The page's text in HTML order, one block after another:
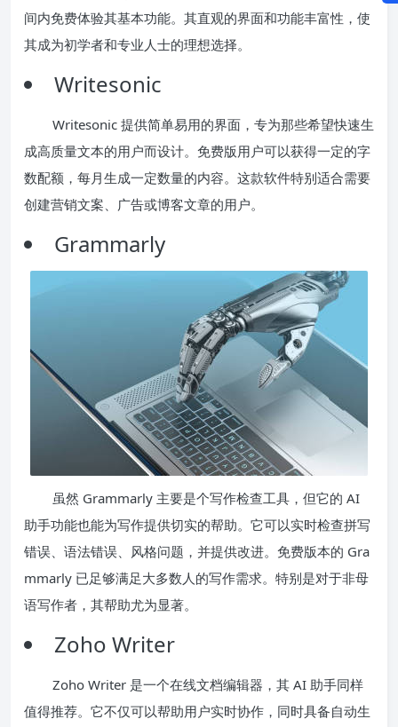
间内免费体验其基本功能。其直观的界面和功能丰富性，使
其成为初学者和专业人士的理想选择。
Writesonic
Writesonic 提供简单易用的界面，专为那些希望快速生
成高质量文本的用户而设计。免费版用户可以获得一定的字
数配额，每月生成一定数量的内容。这款软件特别适合需要
创建营销文案、广告或博客文章的用户。
Grammarly
虽然 Grammarly 主要是个写作检查工具，但它的 AI
助手功能也能为写作提供切实的帮助。它可以实时检查拼写
错误、语法错误、风格问题，并提供改进。免费版本的 Gra
mmarly 已足够满足大多数人的写作需求。特别是对于非母
语写作者，其帮助尤为显著。
Zoho Writer
Zoho Writer 是一个在线文档编辑器，其 AI 助手同样
值得推荐。它不仅可以帮助用户实时协作，同时具备自动生